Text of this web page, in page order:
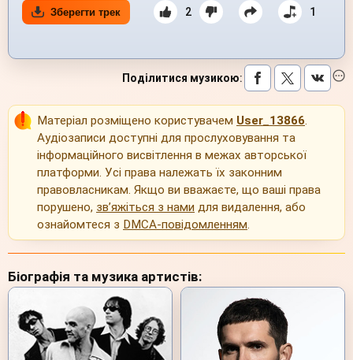
Зберегти трек 2 1
Поділитися музикою:
Матеріал розміщено користувачем User_13866.
Аудіозаписи доступні для прослуховування та
інформаційного висвітлення в межах авторської
платформи. Усі права належать їх законним
правовласникам. Якщо ви вважаєте, що ваші права
порушено, зв’яжіться з нами для видалення, або
ознайомтеся з DMCA-повідомленням.
Біографія та музика артистів: